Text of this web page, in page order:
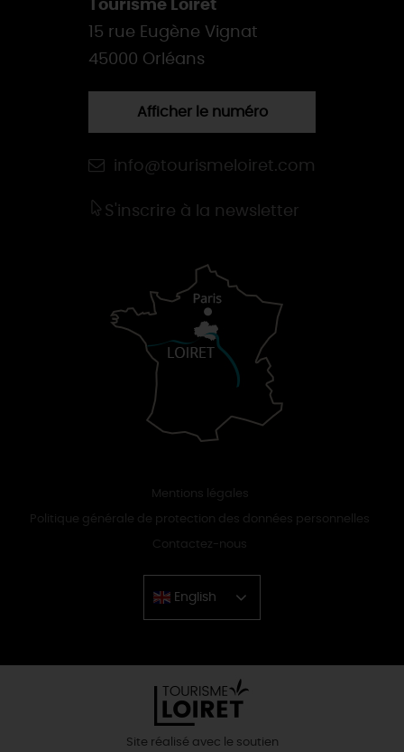
Tourisme Loiret
15 rue Eugène Vignat
45000 Orléans
Afficher le numéro
info@tourismeloiret.com
S'inscrire à la newsletter
Mentions légales
Politique générale de protection des données personnelles
Contactez-nous
English
Chinese
Site réalisé avec le soutien